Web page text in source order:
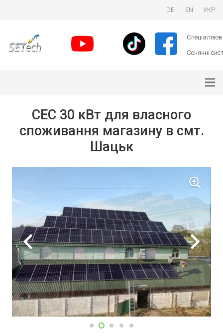
DE EN УКР
Сонячні
СЕС 30 кВт для власного
споживання магазину в смт.
Шацьк